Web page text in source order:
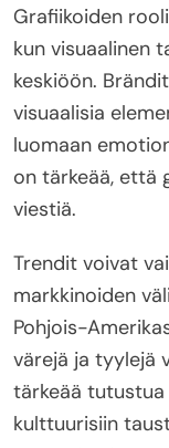
Grafiikoiden
kun visuaalinen
keskiöön.
visuaalisia
luomaan
on tärkeää, että
viestiä.
Trendit voivat
markkinoiden
Pohjois-
värejä ja tyylejä
tärkeää
kulttuurisiin